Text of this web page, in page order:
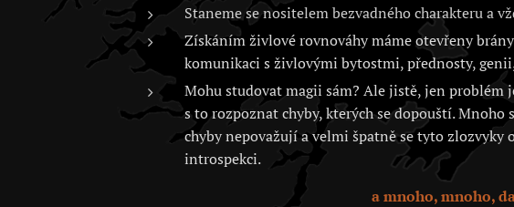
Staneme se nositelem bezvadného charakteru a
Získáním živlové rovnováhy máme otevřeny
komunikaci s živlovými bytostmi, přednosty,
Mohu studovat magii sám? Ale jistě, jen problém
s to rozpoznat chyby, kterých se dopouští.
chyby nepovažují a velmi špatně se tyto
introspekci.
a mnoho, mnoho,